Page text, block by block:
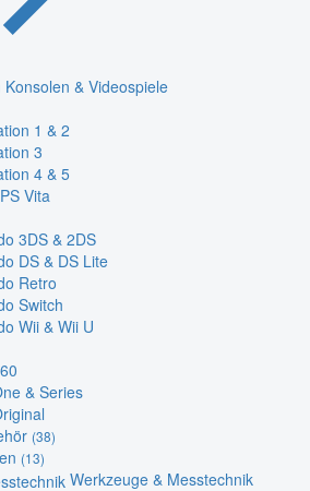
& Videospiele
1 & 2
3
4 & 5
Vita
3DS & 2DS
DS & DS Lite
Retro
Switch
Wii & Wii U
& Series
(38)
(13)
Werkzeuge & Messtechnik